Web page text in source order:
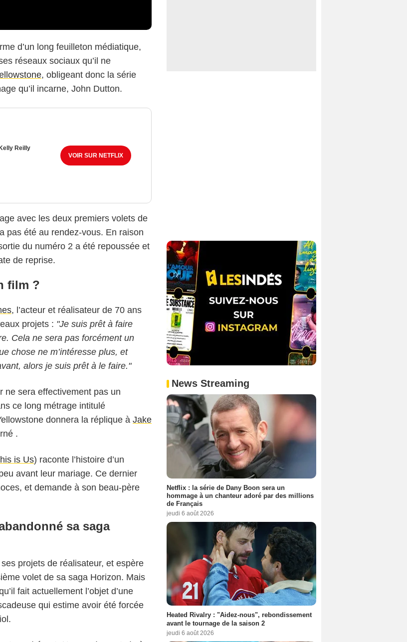
d’un long feuilleton médiatique,
réseaux sociaux qu’il ne
, obligeant donc la série
qu’il incarne, John Dutton.
Kelly Reilly
VOIR SUR NETFLIX
avec les deux premiers volets de
pas été au rendez-vous. En raison
du numéro 2 a été repoussée et
de reprise.
film ?
, l’acteur et réalisateur de 70 ans
projets : "Je suis prêt à faire
Cela ne sera pas forcément un
chose ne m’intéresse plus, et
alors je suis prêt à le faire."
ne sera effectivement pas un
ce long métrage intitulé
donnera la réplique à Jake
.
is Us) raconte l’histoire d’un
avant leur mariage. Ce dernier
et demande à son beau-père
sa saga
projets de réalisateur, et espère
volet de sa saga Horizon. Mais
fait actuellement l’objet d’une
qui estime avoir été forcée
News Streaming
Netflix : la série de Dany Boon sera un
hommage à un chanteur adoré par des millions
de Français
jeudi 6 août 2026
Heated Rivalry : "Aidez-nous", rebondissement
avant le tournage de la saison 2
jeudi 6 août 2026